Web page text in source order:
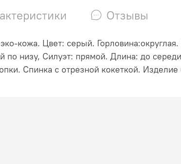
Отзывы
кожа. Цвет: серый.
по низу, Силуэт: прямой. Длина: до
Спинка с отрезной кокеткой.